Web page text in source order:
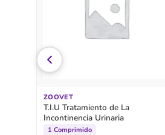
ZOOVET
T.I.U Tratamiento de La
Incontinencia Urinaria
1 Comprimido